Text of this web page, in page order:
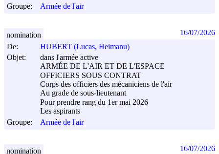
Groupe:
Armée de l'air
De:
HUBERT (Lucas, Heimanu)
Objet:
dans l'armée active
ARMÉE DE L'AIR ET DE L'ESPACE
OFFICIERS SOUS CONTRAT
Corps des officiers des mécaniciens de l'air
Au grade de sous-lieutenant
Pour prendre rang du 1er mai 2026
Les aspirants
Groupe:
Armée de l'air
nomination 16/07/2026
nomination 16/07/2026